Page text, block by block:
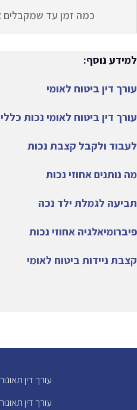
כמה זמן עד
למידע נוסף:
עורך דין ביטוח לאומי
עורך דין ביטוח לאומי נכות
לעבוד ולקבל קצבת נכות
מה נותנים אחוזי נכות
תביעה לגמלת ילד נכה
פיברומיאלגיה אחוזי נכות
קצבת ניידות ביטוח לאומי
עורך דין
עורך דין